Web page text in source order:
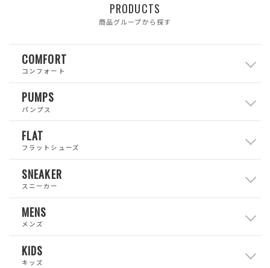
PRODUCTS
商品グループから探す
COMFORT
コンフォート
PUMPS
パンプス
FLAT
フラットシューズ
SNEAKER
スニーカー
MENS
メンズ
KIDS
キッズ